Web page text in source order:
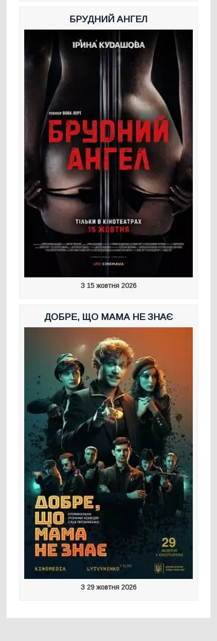
БРУДНИЙ АНГЕЛ
З 15 жовтня 2026
ДОБРЕ, ЩО МАМА НЕ ЗНАЄ
З 29 жовтня 2026